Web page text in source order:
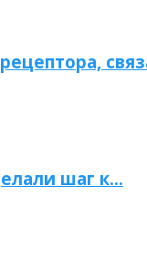
шаг к…